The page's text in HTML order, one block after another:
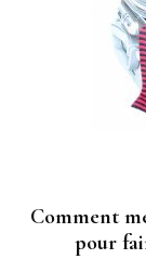
Comment
pour